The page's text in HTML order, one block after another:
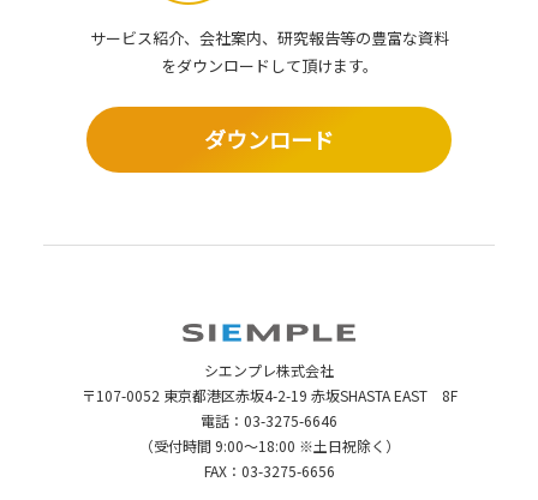
サービス紹介、会社案内、研究報告等の豊富な資料
をダウンロードして頂けます。
ダウンロード
シエンプレ株式会社
〒107-0052 東京都港区赤坂4-2-19 赤坂SHASTA EAST 8F
電話： 03-3275-6646
（受付時間 9:00～18:00 ※土日祝除く）
FAX：03-3275-6656